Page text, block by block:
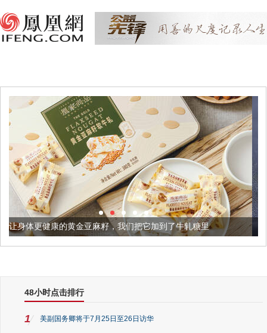
亚麻籽，我们把它加到了牛轧糖里 被列入佛家七宝的它到
48小时点击排行
1 美副国务卿将于7月25日至26日访华